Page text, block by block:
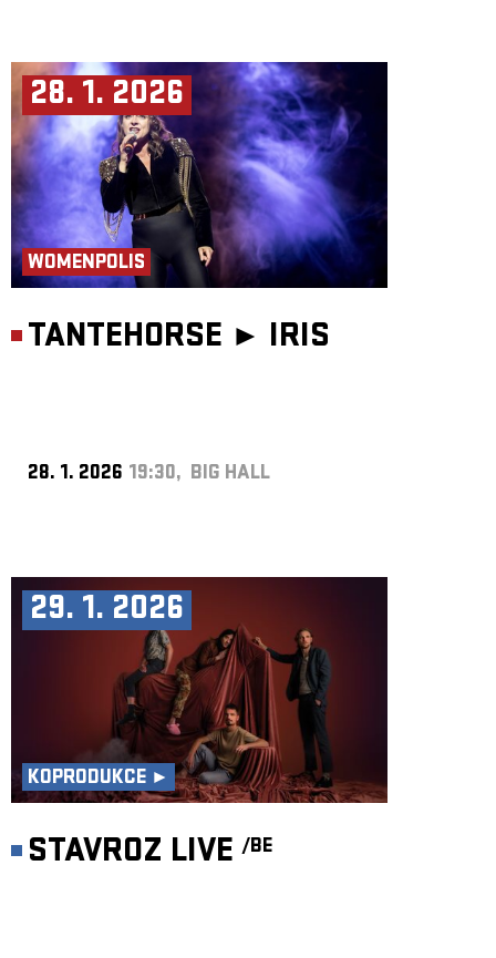
28. 1. 2026
WOMENPOLIS
TANTEHORSE ► IRIS
28. 1. 2026 19:30, BIG HALL
29. 1. 2026
KOPRODUKCE ►
STAVROZ LIVE /BE